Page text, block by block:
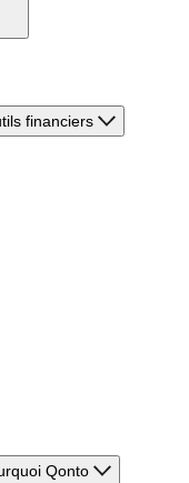
financiers
Qonto